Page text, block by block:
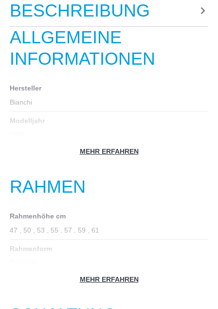
BESCHREIBUNG
ALLGEMEINE
INFORMATIONEN
Hersteller
Bianchi
Modelljahr
Farbe
Geschlecht
Männer , Unisex
Gewicht in kg
MEHR ERFAHREN
RAHMEN
Rahmenhöhe cm
47 , 50 , 53 , 55 , 57 , 59 , 61
Rahmenform
MEHR ERFAHREN